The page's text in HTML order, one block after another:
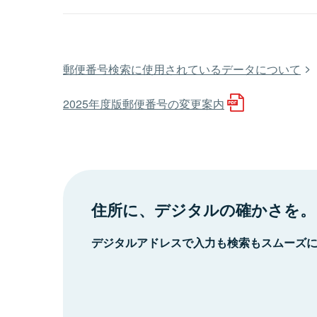
郵便番号検索に使用されているデータについて
2025年度版郵便番号の変更案内
住所に、デジタルの確かさを。
デジタルアドレスで入力も検索もスムーズ